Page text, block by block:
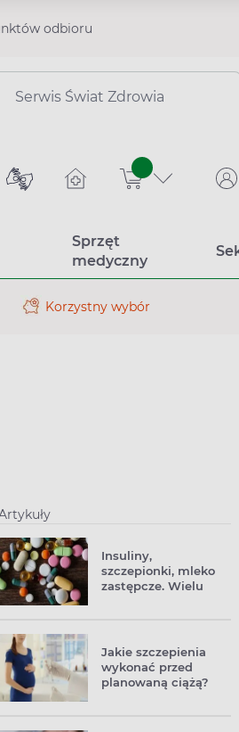
odbioru
Serwis Świat Zdrowia
sztuk
Sprzęt
medyczny
Korzystny wybór
Insuliny,
szczepionki, mleko
zastępcze. Wielu
Jakie szczepienia
wykonać przed
planowaną ciążą?